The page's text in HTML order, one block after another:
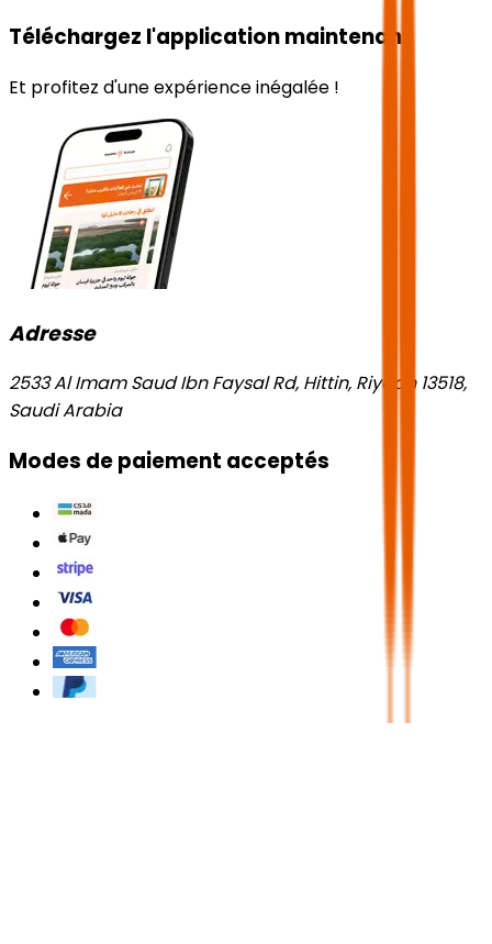
Téléchargez l'application maintenant
Et profitez d'une expérience inégalée !
Adresse
2533 Al Imam Saud Ibn Faysal Rd, Hittin, Riyadh 13518,
Saudi Arabia
Modes de paiement acceptés